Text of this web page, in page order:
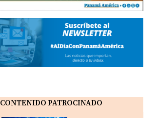
CONTENIDO PATROCINADO